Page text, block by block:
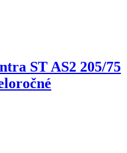
ST AS2 205/75